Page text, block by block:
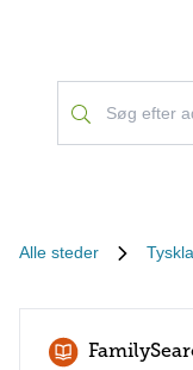
Alle steder